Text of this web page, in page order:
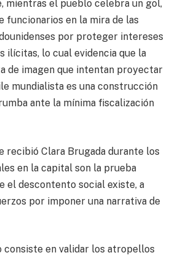
mientras el pueblo celebra un gol,
funcionarios en la mira de las
por proteger intereses
ilícitas, lo cual evidencia que la
de imagen que intentan proyectar
mundialista es una construcción
ante la mínima fiscalización
recibió Clara Brugada durante los
en la capital son la prueba
el descontento social existe, a
por imponer una narrativa de
consiste en validar los atropellos